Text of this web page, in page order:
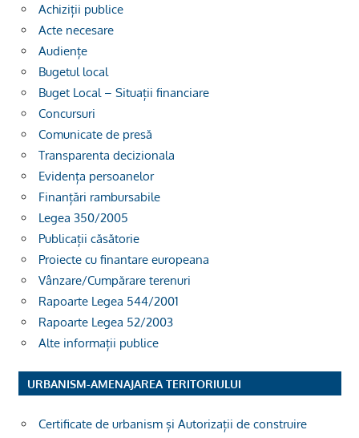
Achiziții publice
Acte necesare
Audiențe
Bugetul local
Buget Local – Situații financiare
Concursuri
Comunicate de presă
Transparenta decizionala
Evidența persoanelor
Finanțări rambursabile
Legea 350/2005
Publicații căsătorie
Proiecte cu finantare europeana
Vânzare/Cumpărare terenuri
Rapoarte Legea 544/2001
Rapoarte Legea 52/2003
Alte informații publice
URBANISM-AMENAJAREA TERITORIULUI
Certificate de urbanism și Autorizații de construire